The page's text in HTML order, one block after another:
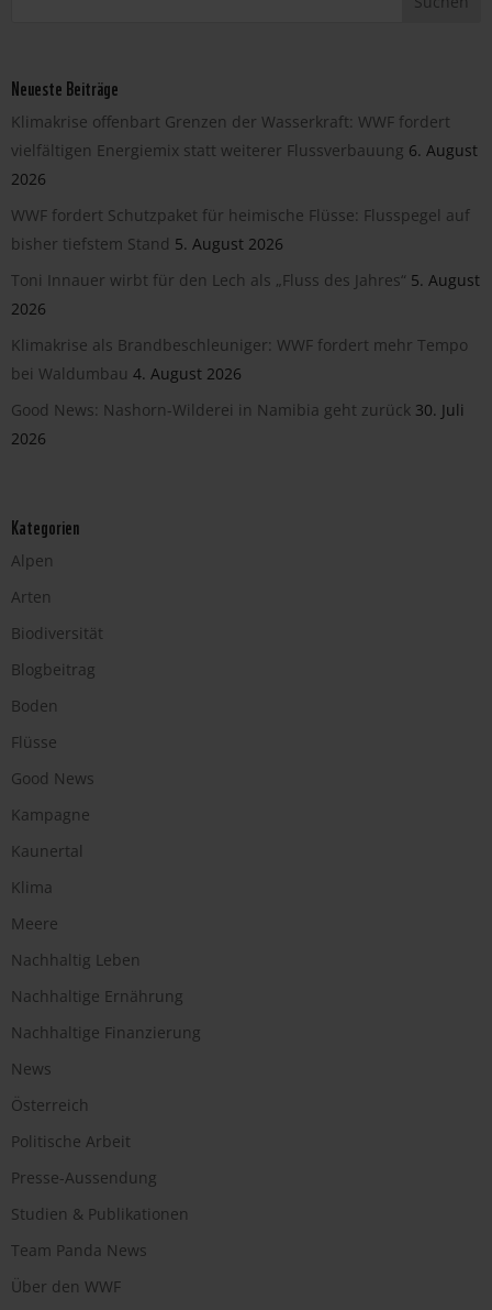
Neueste Beiträge
Klimakrise offenbart Grenzen der Wasserkraft: WWF fordert
vielfältigen Energiemix statt weiterer Flussverbauung 6. August
2026
WWF fordert Schutzpaket für heimische Flüsse: Flusspegel auf
bisher tiefstem Stand 5. August 2026
Toni Innauer wirbt für den Lech als „Fluss des Jahres“ 5. August
2026
Klimakrise als Brandbeschleuniger: WWF fordert mehr Tempo
bei Waldumbau 4. August 2026
Good News: Nashorn-Wilderei in Namibia geht zurück 30. Juli
2026
Kategorien
Alpen
Arten
Biodiversität
Blogbeitrag
Boden
Flüsse
Good News
Kampagne
Kaunertal
Klima
Meere
Nachhaltig Leben
Nachhaltige Ernährung
Nachhaltige Finanzierung
News
Österreich
Politische Arbeit
Presse-Aussendung
Studien & Publikationen
Team Panda News
Über den WWF